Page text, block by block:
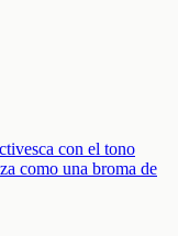
con el tono
como una broma de